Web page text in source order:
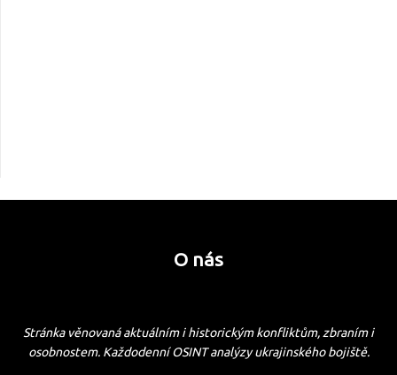
O nás
Stránka věnovaná aktuálním i historickým konfliktům, zbraním i
osobnostem. Každodenní OSINT analýzy ukrajinského bojiště.